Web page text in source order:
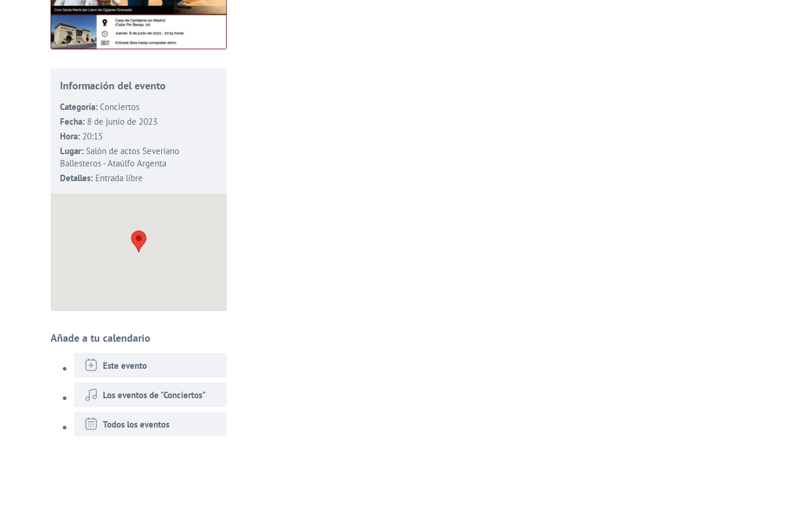
Información del evento
Categoría: Conciertos
Fecha: 8 de junio de 2023
Hora: 20:15
Lugar: Salón de actos Severiano
Ballesteros - Ataúlfo Argenta
Detalles: Entrada libre
Añade a tu calendario
Este evento
Los eventos de "Conciertos"
Todos los eventos